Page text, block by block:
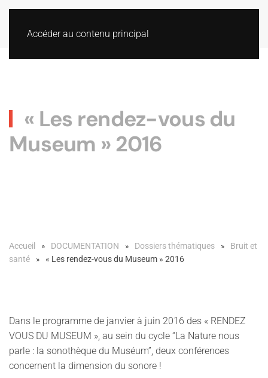
Accéder au contenu principal
« Les rendez-vous du
Museum » 2016
Accueil DOCUMENTATION Dossiers thématiques
Bruit et
santé
« Les rendez-vous du Museum » 2016
Dans le programme de janvier à juin 2016 des « RENDEZ
VOUS DU MUSEUM », au sein du cycle “La Nature nous
parle : la sonothèque du Muséum”, deux conférences
concernent la dimension du sonore !